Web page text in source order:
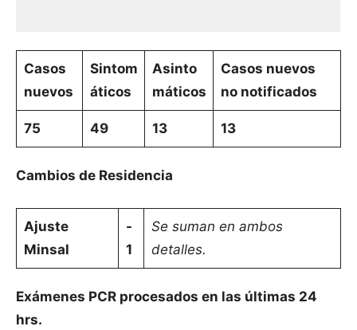
Casos
nuevos
Sintom
áticos
Asinto
máticos
Casos nuevos
no notificados
75 49 13 13
Cambios de Residencia
Ajuste
Minsal
-
1
Se suman en ambos
detalles.
Exámenes PCR procesados en las últimas 24
hrs.